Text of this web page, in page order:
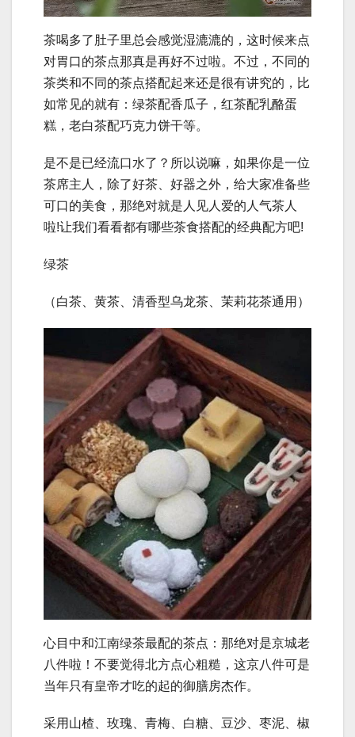
茶喝多了肚子里总会感觉湿漉漉的，这时候来点
对胃口的茶点那真是再好不过啦。不过，不同的
茶类和不同的茶点搭配起来还是很有讲究的，比
如常见的就有：绿茶配香瓜子，红茶配乳酪蛋
糕，老白茶配巧克力饼干等。
是不是已经流口水了？所以说嘛，如果你是一位
茶席主人，除了好茶、好器之外，给大家准备些
可口的美食，那绝对就是人见人爱的人气茶人
啦!让我们看看都有哪些茶食搭配的经典配方吧!
绿茶
（白茶、黄茶、清香型乌龙茶、茉莉花茶通用）
心目中和江南绿茶最配的茶点：那绝对是京城老
八件啦！不要觉得北方点心粗糙，这京八件可是
当年只有皇帝才吃的起的御膳房杰作。
采用山楂、玫瑰、青梅、白糖、豆沙、枣泥、椒